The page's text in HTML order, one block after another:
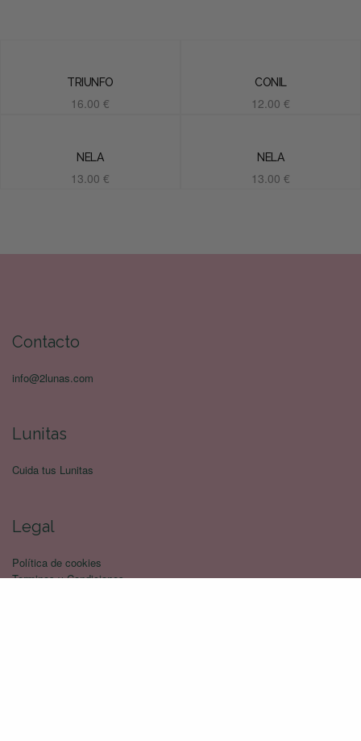
TRIUNFO
16.00 €
CONIL
12.00 €
NELA
13.00 €
NELA
13.00 €
Contacto
info@2lunas.com
Lunitas
Cuida tus Lunitas
Legal
Política de cookies
Terminos y Condiciones